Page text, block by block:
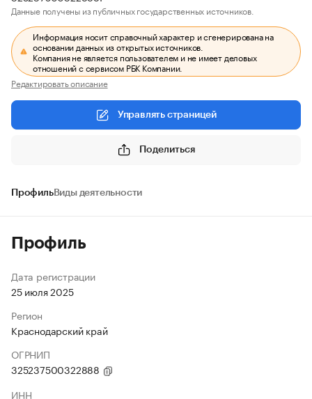
Данные получены из публичных государственных источников.
Информация носит справочный характер и сгенерирована на
основании данных из открытых источников.
Компания не является пользователем и не имеет деловых
отношений с сервисом РБК Компании.
Редактировать описание
Управлять страницей
Поделиться
ПрофильВиды деятельности
Профиль
Дата регистрации
25 июля 2025
Регион
Краснодарский край
ОГРНИП
325237500322888
ИНН